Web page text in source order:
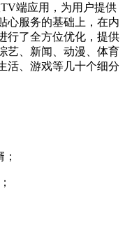
端应用，为用户提供
心服务的基础上，在内
行了全方位优化，提供
艺、新闻、动漫、体育
活、游戏等几十个细分
；
；